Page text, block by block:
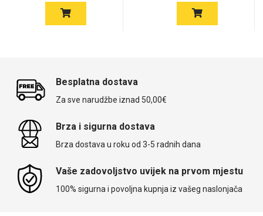
Besplatna dostava
Za sve narudžbe iznad 50,00€
Brza i sigurna dostava
Brza dostava u roku od 3-5 radnih dana
Vaše zadovoljstvo uvijek na prvom mjestu
100% sigurna i povoljna kupnja iz vašeg naslonjača